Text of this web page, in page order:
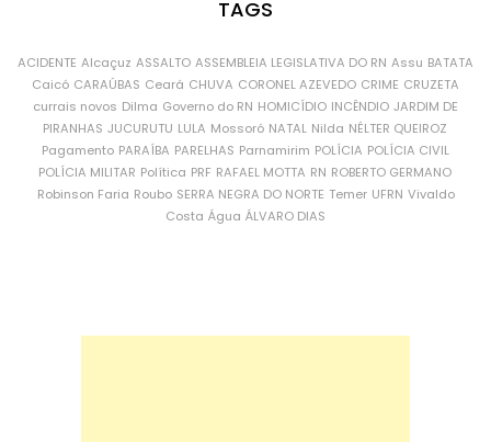
TAGS
ACIDENTE Alcaçuz ASSALTO ASSEMBLEIA LEGISLATIVA DO RN Assu BATATA
Caicó CARAÚBAS Ceará CHUVA CORONEL AZEVEDO CRIME CRUZETA
currais novos Dilma Governo do RN HOMICÍDIO INCÊNDIO JARDIM DE
PIRANHAS JUCURUTU LULA Mossoró NATAL Nilda NÉLTER QUEIROZ
Pagamento PARAÍBA PARELHAS Parnamirim POLÍCIA POLÍCIA CIVIL
POLÍCIA MILITAR Política PRF RAFAEL MOTTA RN ROBERTO GERMANO
Robinson Faria Roubo SERRA NEGRA DO NORTE Temer UFRN Vivaldo
Costa Água ÁLVARO DIAS